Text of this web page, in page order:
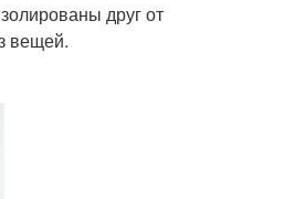
друг от
вещей.